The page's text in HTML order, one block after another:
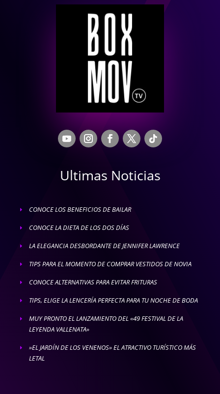
Ultimas Noticias
E CONOCE LOS BENEFICIOS DE BAILAR
E CONOCE LA DIETA DE LOS DOS DÍAS
E LA ELEGANCIA DESBORDANTE DE JENNIFER LAWRENCE
E TIPS PARA EL MOMENTO DE COMPRAR VESTIDOS DE NOVIA
E CONOCE ALTERNATIVAS PARA EVITAR FRITURAS
E TIPS, ELIGE LA LENCERÍA PERFECTA PARA TU NOCHE DE BODA
E
MUY PRONTO EL LANZAMIENTO DEL «49 FESTIVAL DE LA
LEYENDA VALLENATA»
E
»EL JARDÍN DE LOS VENENOS» EL ATRACTIVO TURÍSTICO MÁS
LETAL